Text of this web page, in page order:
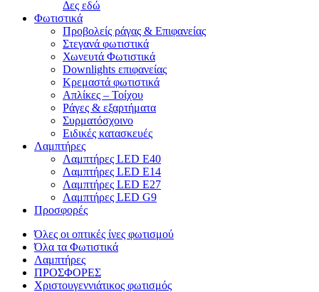
Δες εδώ
Φωτιστικά
Προβολείς ράγας & Επιφανείας
Στεγανά φωτιστικά
Χωνευτά Φωτιστικά
Downlights επιφανείας
Κρεμαστά φωτιστικά
Απλίκες – Τοίχου
Ράγες & εξαρτήματα
Συρματόσχοινο
Ειδικές κατασκευές
Λαμπτήρες
Λαμπτήρες LED E40
Λαμπτήρες LED E14
Λαμπτήρες LED E27
Λαμπτήρες LED G9
Προσφορές
Όλες οι οπτικές ίνες φωτισμού
Όλα τα Φωτιστικά
Λαμπτήρες
ΠΡΟΣΦΟΡΕΣ
Χριστουγεννιάτικος φωτισμός